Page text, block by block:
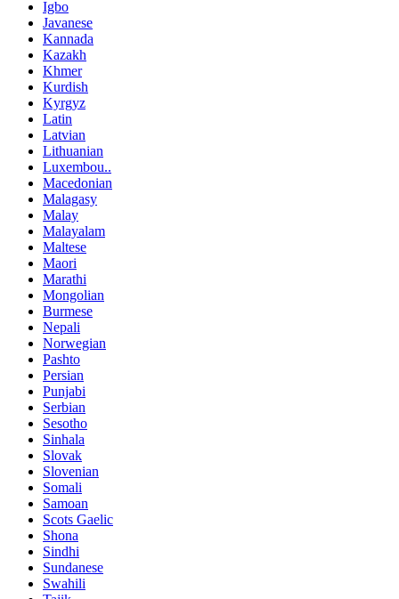
Igbo
Javanese
Kannada
Kazakh
Khmer
Kurdish
Kyrgyz
Latin
Latvian
Lithuanian
Luxembou..
Macedonian
Malagasy
Malay
Malayalam
Maltese
Maori
Marathi
Mongolian
Burmese
Nepali
Norwegian
Pashto
Persian
Punjabi
Serbian
Sesotho
Sinhala
Slovak
Slovenian
Somali
Samoan
Scots Gaelic
Shona
Sindhi
Sundanese
Swahili